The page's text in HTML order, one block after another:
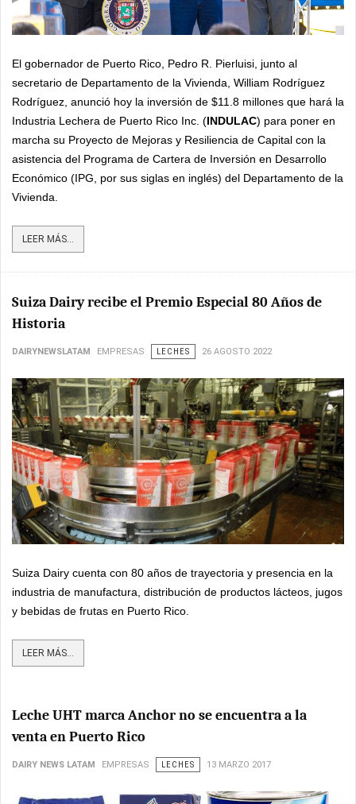
El gobernador de Puerto Rico, Pedro R. Pierluisi, junto al
secretario de Departamento de la Vivienda, William Rodríguez
Rodríguez, anunció hoy la inversión de $11.8 millones que hará la
Industria Lechera de Puerto Rico Inc. (INDULAC) para poner en
marcha su Proyecto de Mejoras y Resiliencia de Capital con la
asistencia del Programa de Cartera de Inversión en Desarrollo
Económico (IPG, por sus siglas en inglés) del Departamento de la
Vivienda.
LEER MÁS...
Suiza Dairy recibe el Premio Especial 80 Años de
Historia
DAIRYNEWSLATAM EMPRESAS LECHES 26 AGOSTO 2022
Suiza Dairy cuenta con 80 años de trayectoria y presencia en la
industria de manufactura, distribución de productos lácteos, jugos
y bebidas de frutas en Puerto Rico.
LEER MÁS...
Leche UHT marca Anchor no se encuentra a la
venta en Puerto Rico
DAIRY NEWS LATAM EMPRESAS LECHES 13 MARZO 2017